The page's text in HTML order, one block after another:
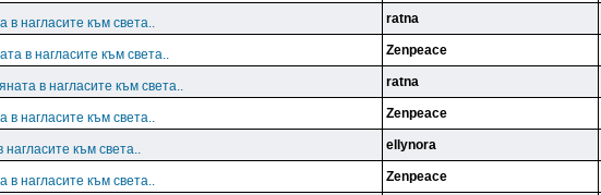
в нагласите към света.. ratna
в нагласите към света.. Zenpeace
в нагласите към света.. ratna
в нагласите към света.. Zenpeace
към света.. ellynora
в нагласите към света.. Zenpeace